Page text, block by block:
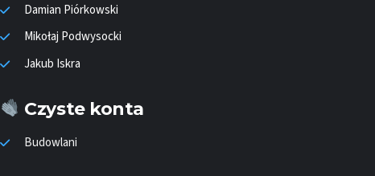
Damian Piórkowski
Mikołaj Podwysocki
Jakub Iskra
Czyste konta
Budowlani